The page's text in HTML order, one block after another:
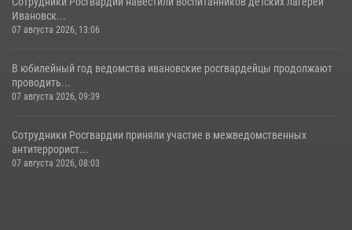
Ивановск...
07 августа 2026, 13:06
В юбилейный год ведомства ивановские росгвардейцы продолжают
проводить...
07 августа 2026, 09:39
Сотрудники Росгвардии приняли участие в межведомственных
антитеррорист...
07 августа 2026, 08:03